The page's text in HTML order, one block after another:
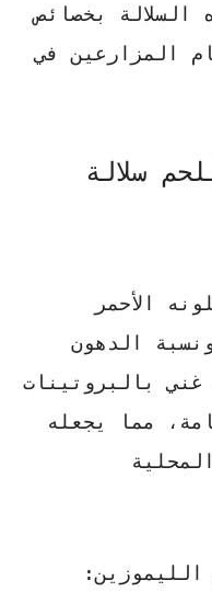
بخصائص
المزارعين في
سلالة
الأحمر
الدهون
بالبروتينات
مما يجعله